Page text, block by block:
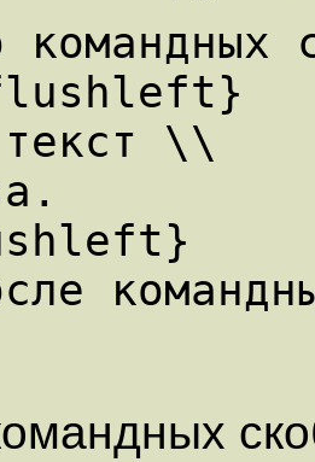
командных